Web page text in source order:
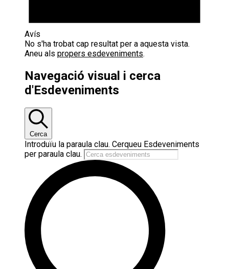
Avís
No s'ha trobat cap resultat per a aquesta vista.
Aneu als propers esdeveniments.
Navegació visual i cerca
d'Esdeveniments
Cerca
Introduïu la paraula clau. Cerqueu Esdeveniments
per paraula clau.